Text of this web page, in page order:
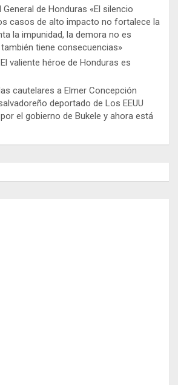
de Honduras «El silencio
casos de alto impacto no fortalece la
la impunidad, la demora no es
tiene consecuencias»
valiente héroe de Honduras es
cautelares a Elmer Concepción
deportado de Los EEUU
el gobierno de Bukele y ahora está